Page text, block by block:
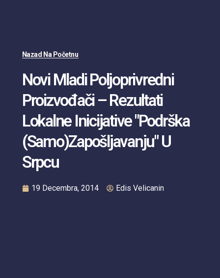
Nazad Na Početnu
Novi Mladi Poljoprivredni
Proizvođači – Rezultati
Lokalne Inicijative "Podrška
(samo)zapošljavanju" U
Srpcu
19 Decembra, 2014 Edis Velicanin